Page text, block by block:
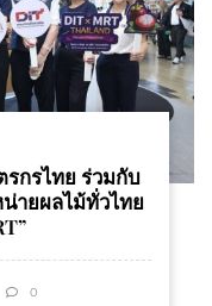
รกรไทย ร่วมกับ
ายผลไม้ทั่วไทย
0